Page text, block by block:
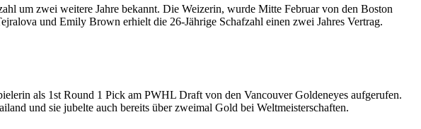
um zwei weitere Jahre bekannt. Die Weizerin, wurde Mitte Februar von den Boston
und Emily Brown erhielt die 26-Jährige Schafzahl einen zwei Jahres Vertrag.
als 1st Round 1 Pick am PWHL Draft von den Vancouver Goldeneyes aufgerufen.
und sie jubelte auch bereits über zweimal Gold bei Weltmeisterschaften.